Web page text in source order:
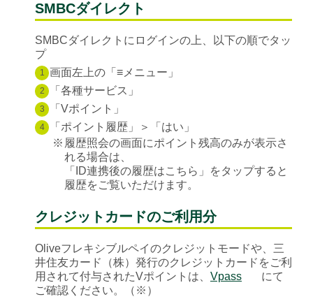
SMBCダイレクト
SMBCダイレクトにログインの上、以下の順でタッ
プ
1 画面左上の「≡メニュー」
2 「各種サービス」
3 「Vポイント」
4
「ポイント履歴」＞「はい」
※ 履歴照会の画面にポイント残高のみが表示さ
れる場合は、
「ID連携後の履歴はこちら」をタップすると
履歴をご覧いただけます。
クレジットカードのご利用分
Oliveフレキシブルペイのクレジットモードや、三
井住友カード（株）発行のクレジットカードをご利
用されて付与されたVポイントは、 Vpass
にて
ご確認ください。（※）